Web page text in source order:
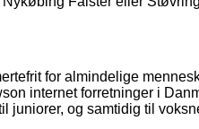
for almindelige
internet forretninger i
juniorer, og samtidig til